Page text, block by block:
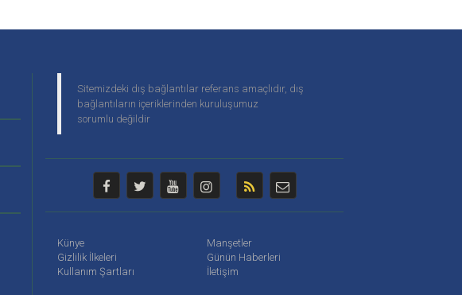
Sitemizdeki dış bağlantılar referans amaçlıdır, dış
bağlantıların içeriklerinden kuruluşumuz
sorumlu değildir
Künye
Gizlilik İlkeleri
Kullanım Şartları
Manşetler
Günün Haberleri
İletişim